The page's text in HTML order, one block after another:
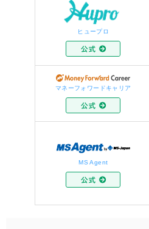
ヒュープロ
マネーフォワードキャリア
MS Agent